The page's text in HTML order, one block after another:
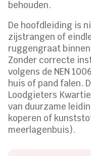
behouden.
De hoofdleiding is
zijstrangen of
ruggengraat
Zonder correcte
volgens de NEN
huis of pand falen.
Loodgieters
van duurzame
koperen of
meerlagenbuis).